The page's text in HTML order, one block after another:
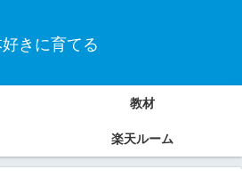
きに育てる
教材
楽天ルーム